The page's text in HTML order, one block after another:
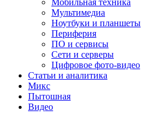
Мобильная техника
Мультимедиа
Ноутбуки и планшеты
Периферия
ПО и сервисы
Сети и серверы
Цифровое фото-видео
Статьи и аналитика
Микс
Пытошная
Видео